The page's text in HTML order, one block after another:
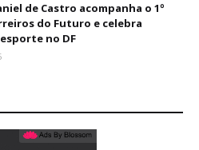
de Castro acompanha o 1º
do Futuro e celebra
no DF